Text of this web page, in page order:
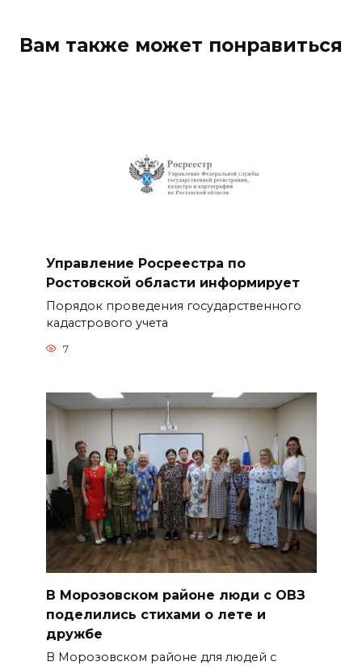
Вам также может понравиться
Управление Росреестра по
Ростовской области информирует
Порядок проведения государственного
кадастрового учета
7
В Морозовском районе люди с ОВЗ
поделились стихами о лете и
дружбе
В Морозовском районе для людей с